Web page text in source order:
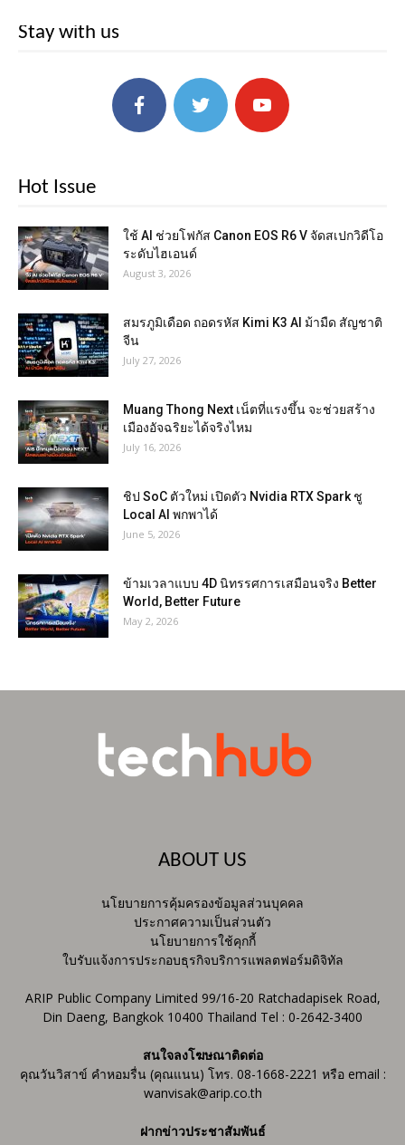
Stay with us
Hot Issue
ใช้ AI ช่วยโฟกัส Canon EOS R6 V จัดสเปกวิดีโอ
ระดับไฮเอนด์
August 3, 2026
สมรภูมิเดือด ถอดรหัส Kimi K3 AI ม้ามืด สัญชาติ
จีน
July 27, 2026
Muang Thong Next เน็ตที่แรงขึ้น จะช่วยสร้าง
เมืองอัจฉริยะได้จริงไหม
July 16, 2026
ชิป SoC ตัวใหม่ เปิดตัว Nvidia RTX Spark ชู
Local AI พกพาได้
June 5, 2026
ข้ามเวลาแบบ 4D นิทรรศการเสมือนจริง Better
World, Better Future
May 2, 2026
ABOUT US
นโยบายการคุ้มครองข้อมูลส่วนบุคคล
ประกาศความเป็นส่วนตัว
นโยบายการใช้คุกกี้
ใบรับแจ้งการประกอบธุรกิจบริการแพลตฟอร์มดิจิทัล
ARIP Public Company Limited 99/16-20 Ratchadapisek Road,
Din Daeng, Bangkok 10400 Thailand Tel : 0-2642-3400
สนใจลงโฆษณาติดต่อ
คุณวันวิสาข์ คำหอมรื่น (คุณแนน) โทร. 08-1668-2221 หรือ email :
wanvisak@arip.co.th
ฝากข่าวประชาสัมพันธ์